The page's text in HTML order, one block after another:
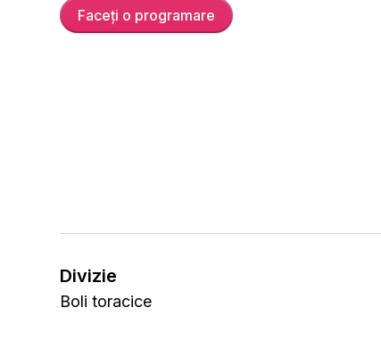
Faceți o programare
Divizie
Boli toracice